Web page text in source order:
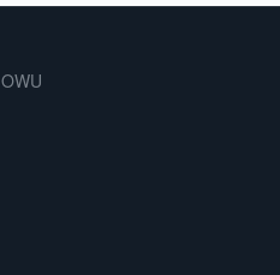
OWU